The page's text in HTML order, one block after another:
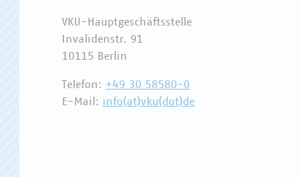
VKU-Hauptgeschäftsstelle
Invalidenstr. 91
10115 Berlin
Telefon: +49 30 58580-0
E-Mail: info(at)vku(dot)de